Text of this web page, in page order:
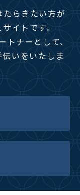
たらきたい方が
イトです。
ナーとして、
いをいたしま